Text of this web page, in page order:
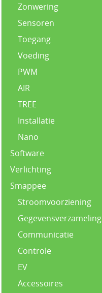
Zonwering
Sensoren
Toegang
Voeding
PWM
AIR
TREE
Installatie
Nano
Software
Verlichting
Smappee
Stroomvoorziening
Gegevensverzameling
Communicatie
Controle
EV
Accessoires